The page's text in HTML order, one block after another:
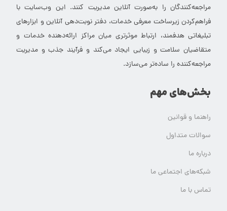
مراجعه‌کنندگان را به‌صورت آنلاین مدیریت کنند. این وب‌سایت با
فراهم‌کردن زیرساخت معرفی خدمات، دفتر نوبت‌دهی آنلاین و ابزارهای
تبلیغاتی هدفمند، ارتباط موثرتری میان مراکز ارائه‌دهنده خدمات و
متقاضیان سلامت و زیبایی ایجاد می‌کند و فرآیند جذب و مدیریت
مراجعه‌کننده را ساده‌تر می‌سازد.
بخش‌های مهم
راهنما و قوانین
سوالات متداول
درباره ما
شبکه‌های اجتماعی ما
تماس با ما